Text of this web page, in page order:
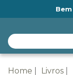
Home Livros